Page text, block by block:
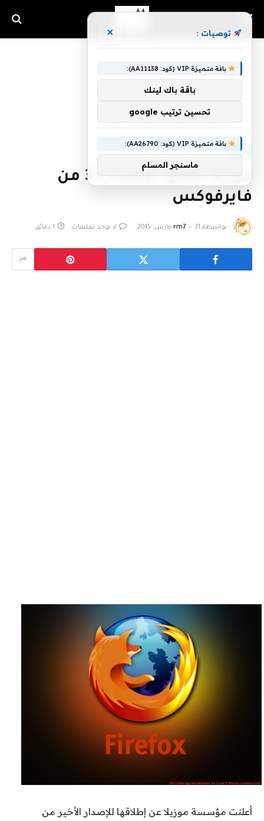
موزيلا تطلق الإصدار 37 من فايرفوكس
أخبار
موزيلا تطلق الإصدار 37 من
فايرفوكس
بواسطة rm7 31 مارس، 2015 لا توجد تعليقات 1 دقائق
أعلنت مؤسسة موزيلا عن إطلاقها للإصدار الأخير من
توصيات : ×
باقة متميزة VIP (كود: AA11138):
باقة باك لينك
تحسين ترتيب google
باقة متميزة VIP (كود: AA26790):
ماسنجر المسلم